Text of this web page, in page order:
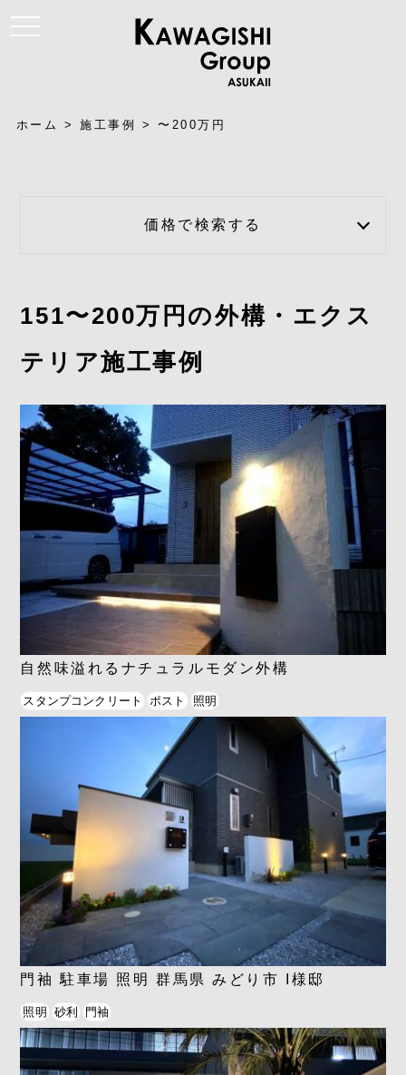
t
o
v
ホーム >施工事例 >〜200万円
価格で検索する
151〜200万円の外構・エクス
テリア施工事例
自然味溢れるナチュラルモダン外構
スタンプコンクリート ポスト 照明
門袖 駐車場 照明 群馬県 みどり市 I様邸
照明 砂利 門袖